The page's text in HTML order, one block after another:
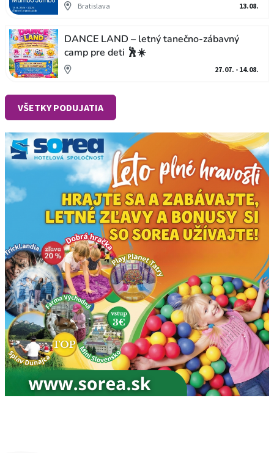
Bratislava 13.08.
DANCE LAND – letný tanečno-zábavný
camp pre deti 🕺☀️
27.07. - 14.08.
VŠETKY PODUJATIA